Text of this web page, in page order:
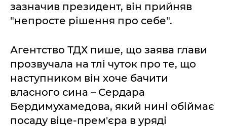
зазначив президент, він прийняв
"непросте рішення про себе".
Агентство ТДХ пише, що заява глави
прозвучала на тлі чуток про те, що
наступником він хоче бачити
власного сина – Сердара
Бердимухамедова, який нині обіймає
посаду віце-прем'єра в уряді